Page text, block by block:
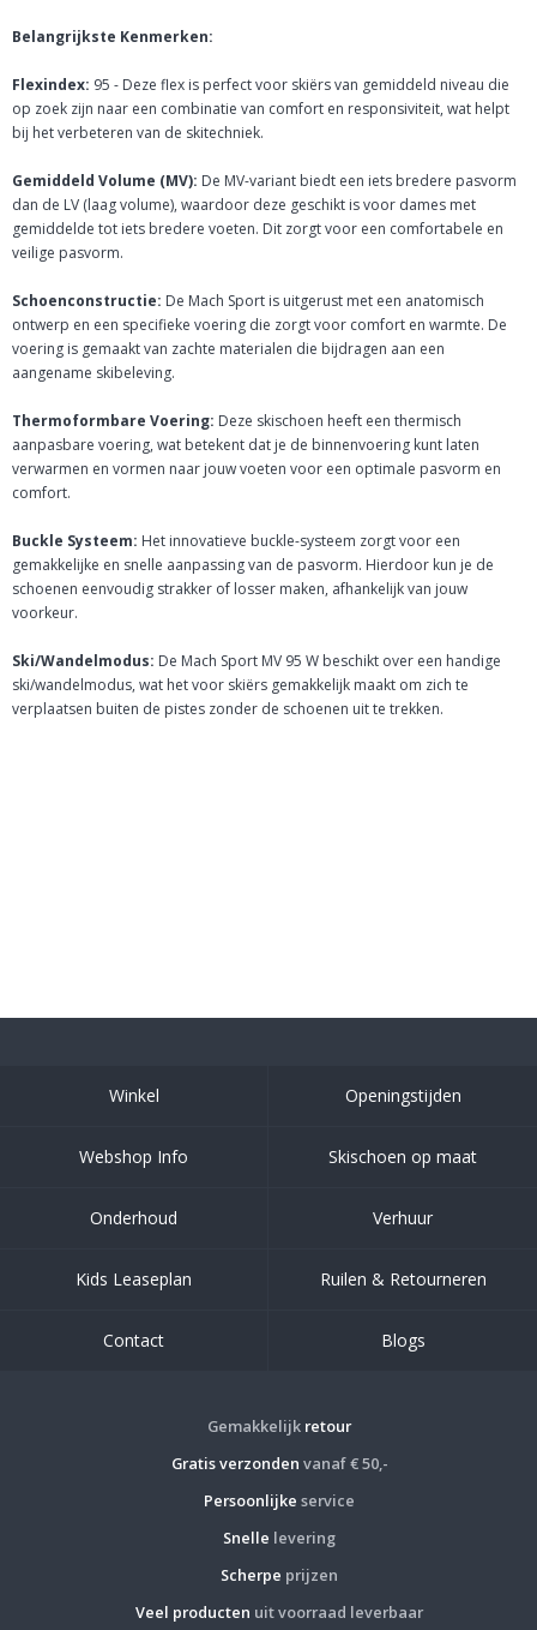
Belangrijkste Kenmerken:
Flexindex: 95 - Deze flex is perfect voor skiërs van gemiddeld niveau die
op zoek zijn naar een combinatie van comfort en responsiviteit, wat helpt
bij het verbeteren van de skitechniek.
Gemiddeld Volume (MV): De MV-variant biedt een iets bredere pasvorm
dan de LV (laag volume), waardoor deze geschikt is voor dames met
gemiddelde tot iets bredere voeten. Dit zorgt voor een comfortabele en
veilige pasvorm.
Schoenconstructie: De Mach Sport is uitgerust met een anatomisch
ontwerp en een specifieke voering die zorgt voor comfort en warmte. De
voering is gemaakt van zachte materialen die bijdragen aan een
aangename skibeleving.
Thermoformbare Voering: Deze skischoen heeft een thermisch
aanpasbare voering, wat betekent dat je de binnenvoering kunt laten
verwarmen en vormen naar jouw voeten voor een optimale pasvorm en
comfort.
Buckle Systeem: Het innovatieve buckle-systeem zorgt voor een
gemakkelijke en snelle aanpassing van de pasvorm. Hierdoor kun je de
schoenen eenvoudig strakker of losser maken, afhankelijk van jouw
voorkeur.
Ski/Wandelmodus: De Mach Sport MV 95 W beschikt over een handige
ski/wandelmodus, wat het voor skiërs gemakkelijk maakt om zich te
verplaatsen buiten de pistes zonder de schoenen uit te trekken.
Winkel Openingstijden
Webshop Info Skischoen op maat
Onderhoud Verhuur
Kids Leaseplan Ruilen & Retourneren
Contact Blogs
Gemakkelijk retour
Gratis verzonden vanaf € 50,-
Persoonlijke service
Snelle levering
Scherpe prijzen
Veel producten uit voorraad leverbaar